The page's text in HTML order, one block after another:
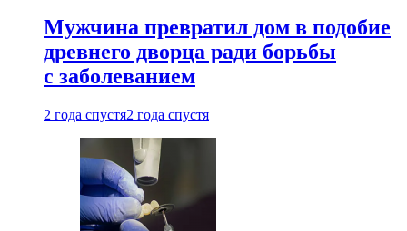
Мужчина превратил дом в подобие
древнего дворца ради борьбы
с заболеванием
2 года спустя2 года спустя